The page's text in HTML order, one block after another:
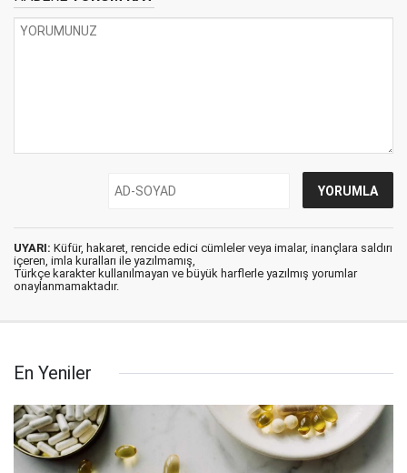
UYARI: Küfür, hakaret, rencide edici cümleler veya imalar, inançlara saldırı
içeren, imla kuralları ile yazılmamış,
Türkçe karakter kullanılmayan ve büyük harflerle yazılmış yorumlar
onaylanmamaktadır.
En Yeniler